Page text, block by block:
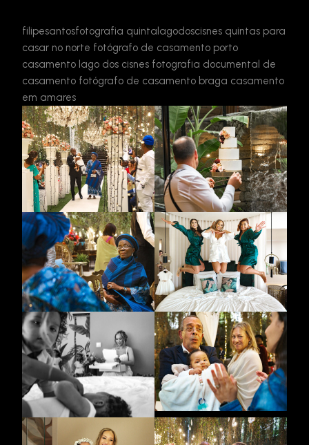
filipesantosfotografia quintalagodoscisnes quintas para
casar no norte fotógrafo de casamento porto
casamento lago dos cisnes fotografia documental de
casamento fotógrafo de casamento braga casamento
em amares